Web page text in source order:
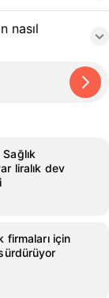
nasıl
liralık dev
firmaları için